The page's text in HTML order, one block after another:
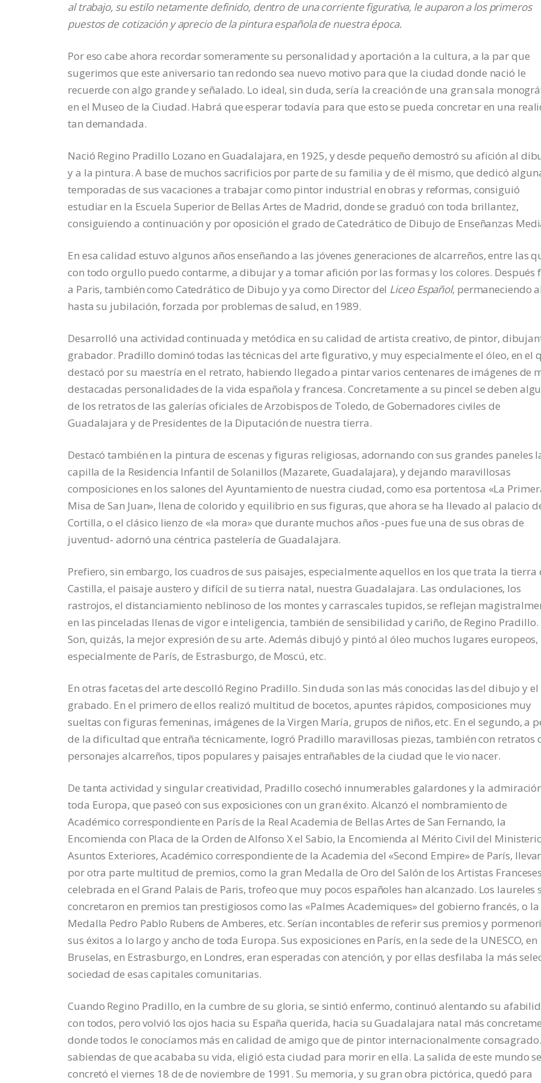
al trabajo, su estilo netamente definido, dentro de una corriente figurativa, le auparon a los primeros
puestos de cotización y aprecio de la pintura española de nuestra época.
Por eso cabe ahora recordar someramente su personalidad y aportación a la cultura, a la par que
sugerimos que este aniversario tan redondo sea nuevo motivo para que la ciudad donde nació le
recuerde con algo grande y señalado. Lo ideal, sin duda, sería la creación de una gran sala
en el Museo de la Ciudad. Habrá que esperar todavía para que esto se pueda concretar en una
tan demandada.
Nació Regino Pradillo Lozano en Guadalajara, en 1925, y desde pequeño demostró su afición al
y a la pintura. A base de muchos sacrificios por parte de su familia y de él mismo, que dedicó
temporadas de sus vacaciones a trabajar como pintor industrial en obras y reformas, consiguió
estudiar en la Escuela Superior de Bellas Artes de Madrid, donde se graduó con toda brillantez,
consiguiendo a continuación y por oposición el grado de Catedrático de Dibujo de Enseñanzas
En esa calidad estuvo algunos años enseñando a las jóvenes generaciones de alcarreños, entre las
con todo orgullo puedo contarme, a dibujar y a tomar afición por las formas y los colores. Después
a Paris, también como Catedrático de Dibujo y ya como Director del Liceo Español, permaneciendo
hasta su jubilación, forzada por problemas de salud, en 1989.
Desarrolló una actividad continuada y metódica en su calidad de artista creativo, de pintor,
grabador. Pradillo dominó todas las técnicas del arte figurativo, y muy especialmente el óleo, en el
destacó por su maestría en el retrato, habiendo llegado a pintar varios centenares de imágenes de
destacadas personalidades de la vida española y francesa. Concretamente a su pincel se deben
de los retratos de las galerías oficiales de Arzobispos de Toledo, de Gobernadores civiles de
Guadalajara y de Presidentes de la Diputación de nuestra tierra.
Destacó también en la pintura de escenas y figuras religiosas, adornando con sus grandes paneles
capilla de la Residencia Infantil de Solanillos (Mazarete, Guadalajara), y dejando maravillosas
composiciones en los salones del Ayuntamiento de nuestra ciudad, como esa portentosa «La
Misa de San Juan», llena de colorido y equilibrio en sus figuras, que ahora se ha llevado al palacio
Cortilla, o el clásico lienzo de «la mora» que durante muchos años ‑pues fue una de sus obras de
juventud‑ adornó una céntrica pastelería de Guadalajara.
Prefiero, sin embargo, los cuadros de sus paisajes, especialmente aquellos en los que trata la tierra
Castilla, el paisaje austero y difícil de su tierra natal, nuestra Guadalajara. Las ondulaciones, los
rastrojos, el distanciamiento neblinoso de los montes y carrascales tupidos, se reflejan
en las pinceladas llenas de vigor e inteligencia, también de sensibilidad y cariño, de Regino Pradillo.
Son, quizás, la mejor expresión de su arte. Además dibujó y pintó al óleo muchos lugares europeos,
especialmente de París, de Estrasburgo, de Moscú, etc.
En otras facetas del arte descolló Regino Pradillo. Sin duda son las más conocidas las del dibujo y el
grabado. En el primero de ellos realizó multitud de bocetos, apuntes rápidos, composiciones muy
sueltas con figuras femeninas, imágenes de la Virgen María, grupos de niños, etc. En el segundo, a
de la dificultad que entraña técnicamente, logró Pradillo maravillosas piezas, también con retratos
personajes alcarreños, tipos populares y paisajes entrañables de la ciudad que le vio nacer.
De tanta actividad y singular creatividad, Pradillo cosechó innumerables galardones y la
toda Europa, que paseó con sus exposiciones con un gran éxito. Alcanzó el nombramiento de
Académico correspondiente en París de la Real Academia de Bellas Artes de San Fernando, la
Encomienda con Placa de la Orden de Alfonso X el Sabio, la Encomienda al Mérito Civil del
Asuntos Exteriores, Académico correspondiente de la Academia del «Second Empire» de París,
por otra parte multitud de premios, como la gran Medalla de Oro del Salón de los Artistas
celebrada en el Grand Palais de Paris, trofeo que muy pocos españoles han alcanzado. Los laureles
concretaron en premios tan prestigiosos como las «Palmes Academiques» del gobierno francés, o la
Medalla Pedro Pablo Rubens de Amberes, etc. Serían incontables de referir sus premios y
sus éxitos a lo largo y ancho de toda Europa. Sus exposiciones en París, en la sede de la UNESCO, en
Bruselas, en Estrasburgo, en Londres, eran esperadas con atención, y por ellas desfilaba la más
sociedad de esas capitales comunitarias.
Cuando Regino Pradillo, en la cumbre de su gloria, se sintió enfermo, continuó alentando su
con todos, pero volvió los ojos hacia su España querida, hacia su Guadalajara natal más
donde todos le conocíamos más en calidad de amigo que de pintor internacionalmente
sabiendas de que acababa su vida, eligió esta ciudad para morir en ella. La salida de este mundo
concretó el viernes 18 de de noviembre de 1991. Su memoria, y su gran obra pictórica, quedó para